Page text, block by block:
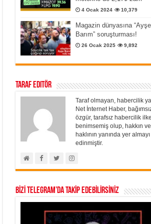
4 Ocak 2024 10,379
Magazin dünyasına “Ayşe
Barım” soruşturması!
26 Ocak 2025 9,892
Taraf Editör
Taraf olmayan, habercilik
Net İnternet Haber,
özgür, tarafsız habercilik
benimsemiş olup, hakkın ve
haklının yanında yer
edinmiştir.
BİZİ TELEGRAM’DA TAKİP EDEBİLİRSİNİZ